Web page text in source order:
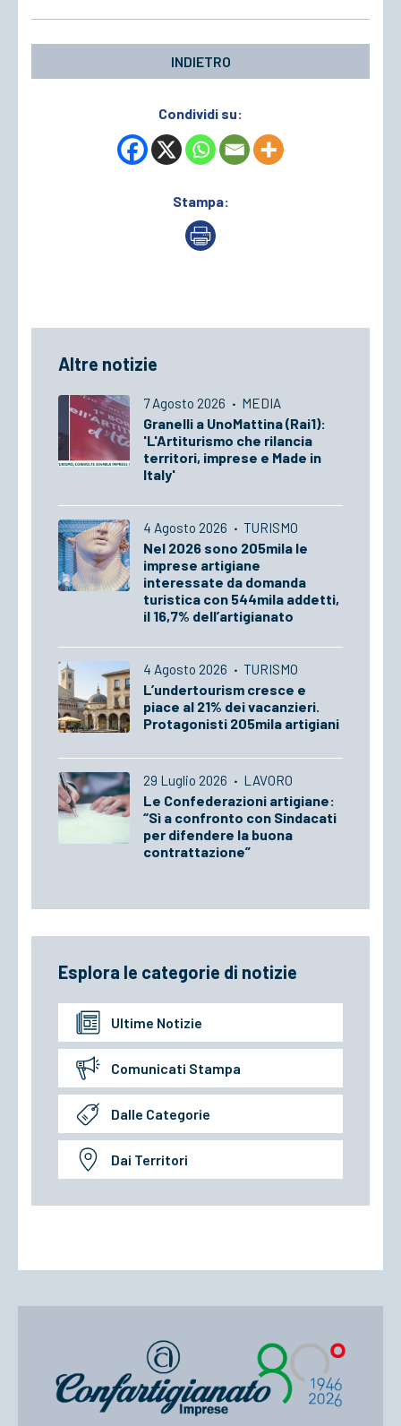
INDIETRO
Condividi su:
Stampa:
Altre notizie
7 Agosto 2026 · MEDIA
Granelli a UnoMattina (Rai1):
'L'Artiturismo che rilancia
territori, imprese e Made in
Italy'
4 Agosto 2026 · TURISMO
Nel 2026 sono 205mila le
imprese artigiane
interessate da domanda
turistica con 544mila addetti,
il 16,7% dell’artigianato
4 Agosto 2026 · TURISMO
L’undertourism cresce e
piace al 21% dei vacanzieri.
Protagonisti 205mila artigiani
29 Luglio 2026 · LAVORO
Le Confederazioni artigiane:
“Sì a confronto con Sindacati
per difendere la buona
contrattazione”
Esplora le categorie di notizie
Ultime Notizie
Comunicati Stampa
Dalle Categorie
Dai Territori